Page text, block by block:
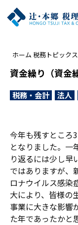
ホーム 税務トピックス
資金繰り（資金
税務・会計 法人
今年も残すところ
となりました。一
り返るには少し早
ではありますが、
ロナウイルス感染
大により、皆様の
事業に大きな影響
た年であったかと